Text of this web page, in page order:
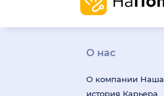
О нас
О компании Наша
история Карьера